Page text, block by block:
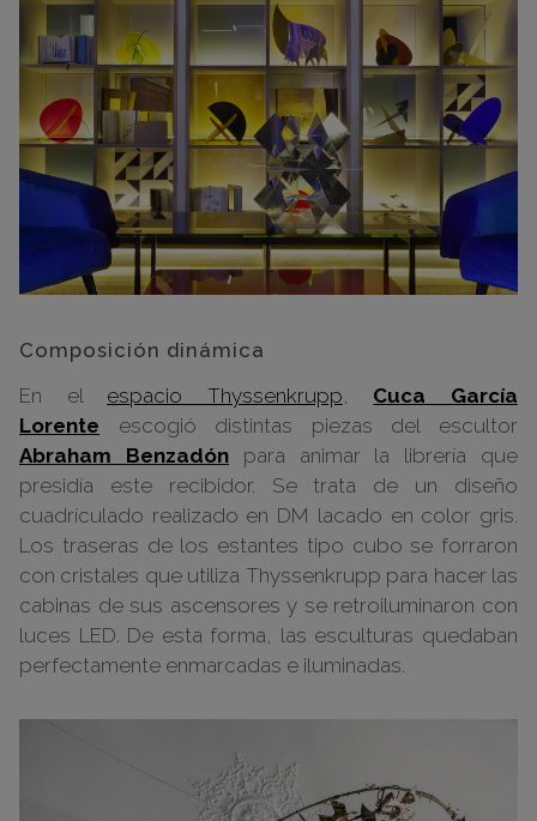
Composición dinámica
En el espacio Thyssenkrupp
Cuca García
Lorente
escogió distintas piezas del escultor
Abraham Benzadónpara animar la librería que
presidía este recibidor. Se trata de un diseño
cuadrículado realizado en DM lacado en color gris.
Los traseras de los estantes tipo cubo se forraron
con cristales que utiliza Thyssenkrupp para hacer las
cabinas de sus ascensores y se retroiluminaron con
luces LED. De esta forma, las esculturas quedaban
perfectamente enmarcadas e iluminadas.